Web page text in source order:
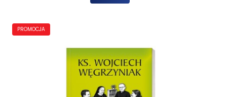
PROMOCJA